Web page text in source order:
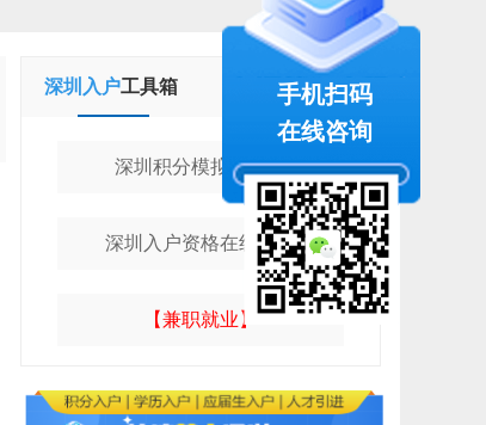
深圳入户工具箱 学历提升工具箱
深圳积分模拟计算器
深圳入户资格在线测评
【兼职就业】
手机扫码
在线咨询